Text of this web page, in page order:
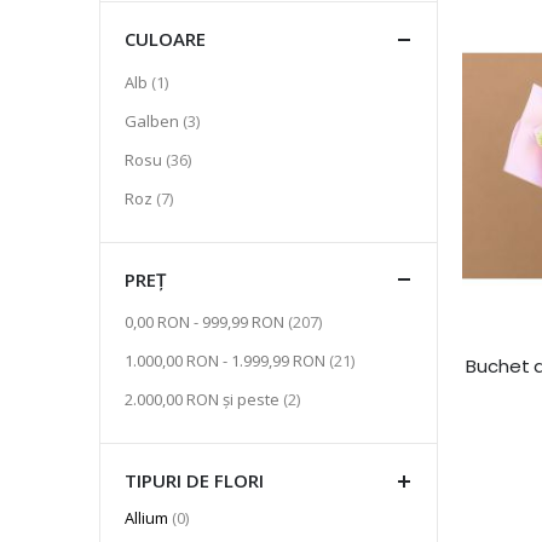
Buchet
CULOARE
Alb 1articol
Galben 3articol
Rosu 36articol
Roz 7articol
PREȚ
0,00 RON - 999,99 RON 207articol
1.000,00 RON - 1.999,99 RON 21articol
2.000,00 RON și peste 2articol
TIPURI DE FLORI
Allium 0articole